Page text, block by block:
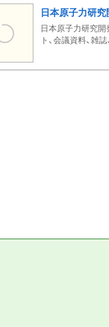
日本原子力研
日本原子力研究
ト、会議資料、雑